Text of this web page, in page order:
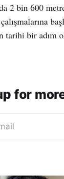
2 bin 600
tarihi bir adım
for